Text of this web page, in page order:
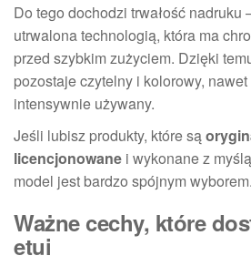
Do tego dochodzi trwałość
utrwalona technologią, która ma
przed szybkim zużyciem. Dzięki
pozostaje czytelny i kolorowy,
intensywnie używany.
Jeśli lubisz produkty, które są
licencjonowane i wykonane z
model jest bardzo spójnym wyborem.
Ważne cechy, które
etui